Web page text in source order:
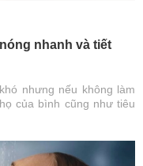
nhanh và tiết
nhưng nếu không làm
của bình cũng như tiêu